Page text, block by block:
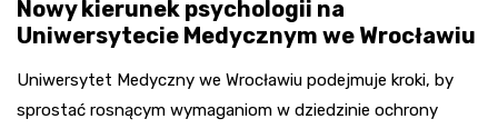
Nowy kierunek psychologii na
Uniwersytecie Medycznym we Wrocławiu
Uniwersytet Medyczny we Wrocławiu podejmuje kroki, by
sprostać rosnącym wymaganiom w dziedzinie ochrony